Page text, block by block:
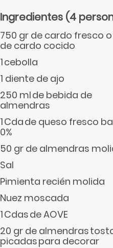
Ingredientes (4
750 gr de cardo fresco
de cardo cocido
1 cebolla
1 diente de ajo
250 ml de bebida de
almendras
1 Cda de queso fresco
0%
50 gr de almendras
Sal
Pimienta recién molida
Nuez moscada
1 Cdas de AOVE
20 gr de almendras
picadas para decorar